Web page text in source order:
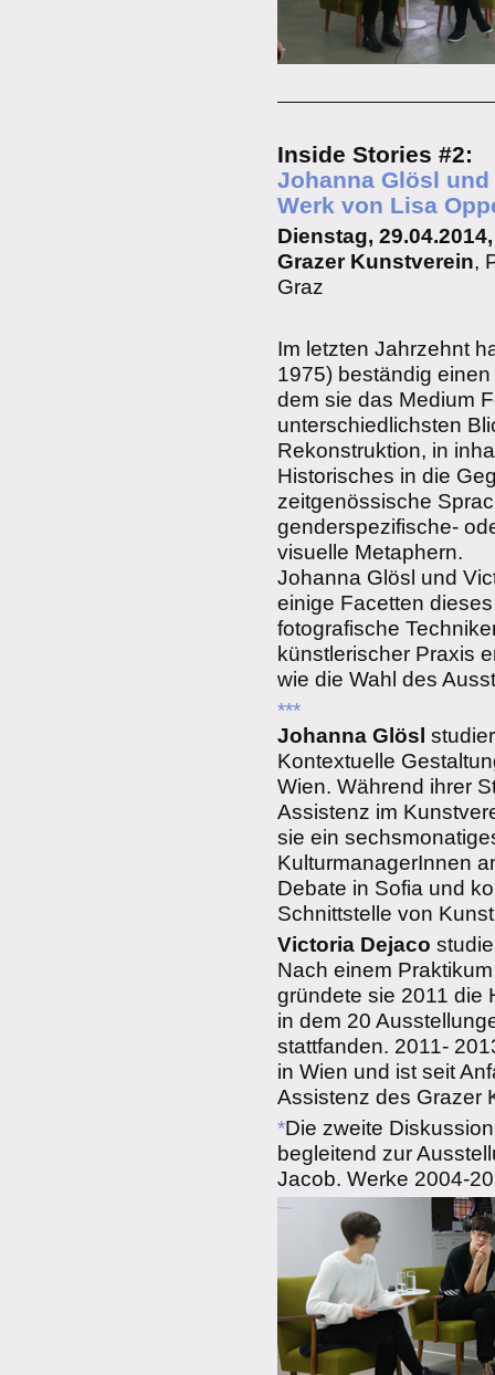
Inside Stories #2:
Johanna Glösl
Werk von Lisa
Dienstag,
Grazer Kunstverein,
Graz
Im letzten Jahrzehnt
1975) beständig
dem sie das Medium
unterschiedlichsten
Rekonstruktion, in
Historisches in die
zeitgenössische
genderspezifische-
visuelle Metaphern.
Johanna Glösl und
einige Facetten
fotografische
künstlerischer Praxis
wie die Wahl des
***
Johanna Glösl
Kontextuelle
Wien. Während ihrer
Assistenz im
sie ein
KulturmanagerInnen
Debate in Sofia und
Schnittstelle von
Victoria Dejaco
Nach einem
gründete sie 2011 die
in dem 20
stattfanden. 2011-
in Wien und ist seit
Assistenz des Grazer
*Die zweite
begleitend zur
Jacob. Werke 2004-